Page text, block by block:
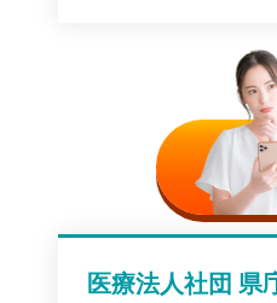
医療法人社団 県